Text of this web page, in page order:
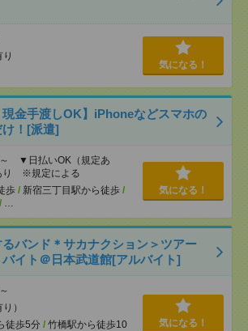
気になる！
現金手渡しOK】iPhoneなどスマホの
！[派遣]
▼日払いOK（規定あ
り ※規定による
歩 / 新宿三丁目駅から徒歩 /
/ …
気になる！
るバンド＊サカナクション＞ツアー
イト＠日本武道館[アルバイト]
）
徒歩5分 / 竹橋駅から徒歩10
気になる！